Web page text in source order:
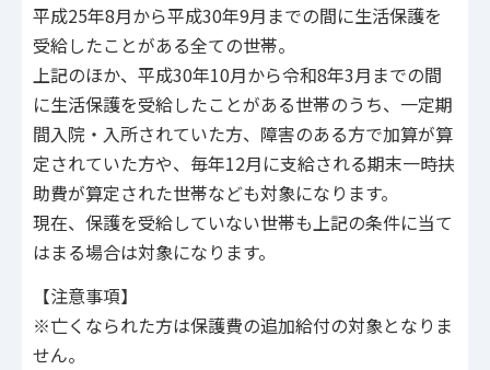
平成25年8月から平成30年9月までの間に生活保護を
受給したことがある全ての世帯。
上記のほか、平成30年10月から令和8年3月までの間
に生活保護を受給したことがある世帯のうち、一定期
間入院・入所されていた方、障害のある方で加算が算
定されていた方や、毎年12月に支給される期末一時扶
助費が算定された世帯なども対象になります。
現在、保護を受給していない世帯も上記の条件に当て
はまる場合は対象になります。
【注意事項】
※亡くなられた方は保護費の追加給付の対象となりま
せん。